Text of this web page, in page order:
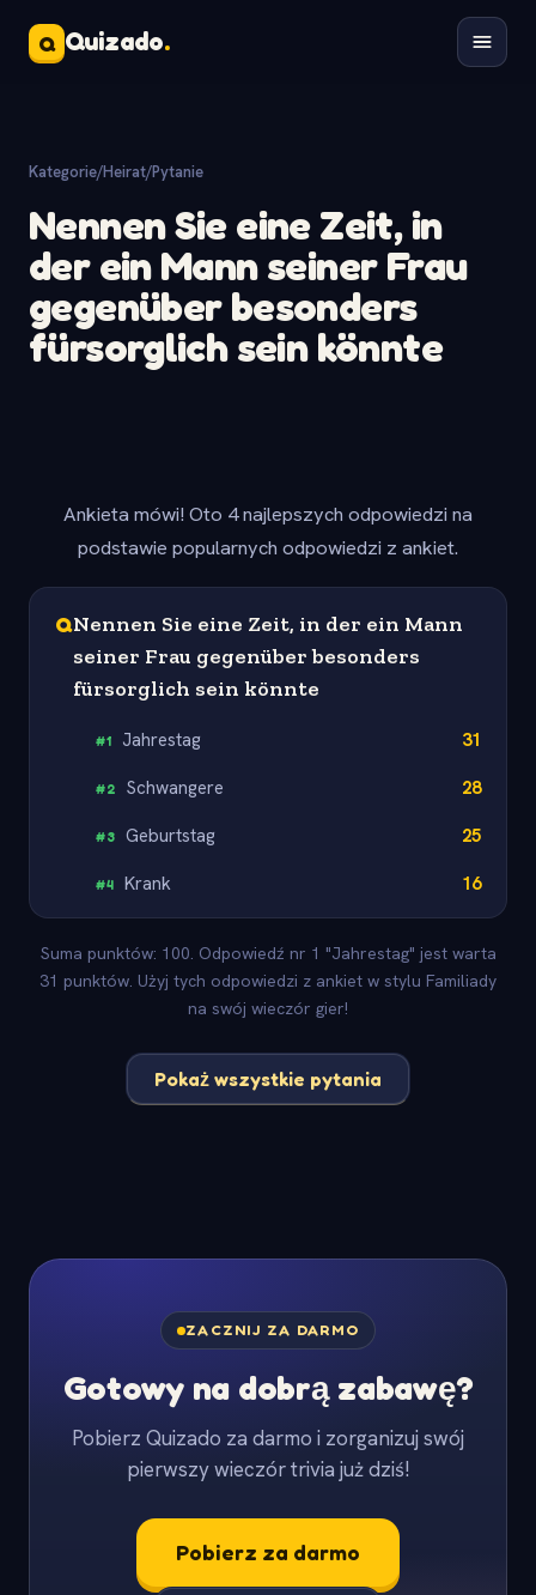
Q Quizado.
Kategorie/Heirat/Pytanie
Nennen Sie eine Zeit, in
der ein Mann seiner Frau
gegenüber besonders
fürsorglich sein könnte
Ankieta mówi! Oto 4 najlepszych odpowiedzi na
podstawie popularnych odpowiedzi z ankiet.
QNennen Sie eine Zeit, in der ein Mann
seiner Frau gegenüber besonders
fürsorglich sein könnte
#1 Jahrestag 31
#2 Schwangere 28
#3 Geburtstag 25
#4 Krank 16
Suma punktów: 100. Odpowiedź nr 1 "Jahrestag" jest warta
31 punktów. Użyj tych odpowiedzi z ankiet w stylu Familiady
na swój wieczór gier!
Pokaż wszystkie pytania
ZACZNIJ ZA DARMO
Gotowy na dobrą zabawę?
Pobierz Quizado za darmo i zorganizuj swój
pierwszy wieczór trivia już dziś!
Pobierz za darmo